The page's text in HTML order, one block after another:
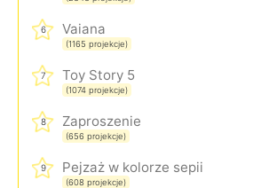
6 Vaiana
(1165 projekcje)
7 Toy Story 5
(1074 projekcje)
8 Zaproszenie
(656 projekcje)
9 Pejzaż w kolorze sepii
(608 projekcje)